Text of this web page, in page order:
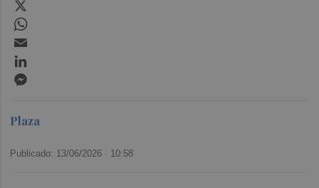
Plaza
Publicado: 13/06/2026 · 10:58